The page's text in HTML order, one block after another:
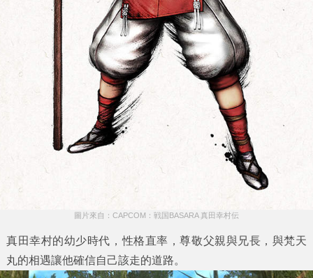
圖片來自：CAPCOM：戦国BASARA 真田幸村伝
真田幸村的幼少時代，性格直率，尊敬父親與兄長，與梵天
丸的相遇讓他確信自己該走的道路。